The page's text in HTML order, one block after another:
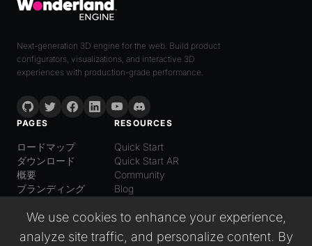
We use cookies to enhance your experience,
analyze site traffic, and personalize content. By
Next-generation 3D engine for the web. Build product
configurators, visualizations, and interactive 3D
experiences with production-grade performance.
PAGES
ロードマップ
ダウンロード
概要
ブランディング
RESOURCES
Quick Start
Quick Start AR
Community
Blog
日本語
English